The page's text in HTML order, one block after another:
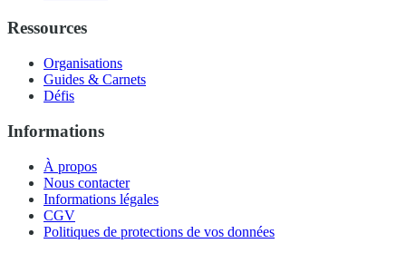
Ressources
Organisations
Guides & Carnets
Défis
Informations
À propos
Nous contacter
Informations légales
CGV
Politiques de protections de vos données